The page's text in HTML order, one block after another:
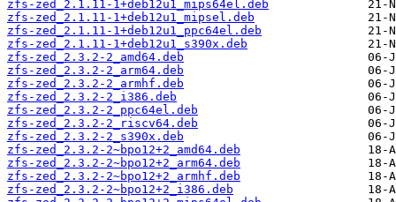
zfs-zed_2.1.11-1+deb12u1_mips64el.deb
zfs-zed_2.1.11-1+deb12u1_mipsel.deb
zfs-zed_2.1.11-1+deb12u1_ppc64el.deb
zfs-zed_2.1.11-1+deb12u1_s390x.deb
zfs-zed_2.3.2-2_amd64.deb
zfs-zed_2.3.2-2_arm64.deb
zfs-zed_2.3.2-2_armhf.deb
zfs-zed_2.3.2-2_i386.deb
zfs-zed_2.3.2-2_ppc64el.deb
zfs-zed_2.3.2-2_riscv64.deb
zfs-zed_2.3.2-2_s390x.deb
zfs-zed_2.3.2-2~bpo12+2_amd64.deb
zfs-zed_2.3.2-2~bpo12+2_arm64.deb
zfs-zed_2.3.2-2~bpo12+2_armhf.deb
zfs-zed_2.3.2-2~bpo12+2_i386.deb